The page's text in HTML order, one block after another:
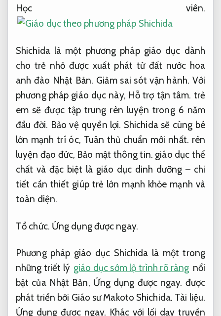
Học viên.
Shichida là một phương pháp giáo dục dành
cho trẻ nhỏ được xuất phát từ đất nước hoa
anh đào Nhật Bản. Giảm sai sót vận hành. Với
phương pháp giáo dục này, Hỗ trợ tận tâm. trẻ
em sẽ được tập trung rèn luyện trong 6 năm
đầu đời. Bảo vệ quyền lợi. Shichida sẽ cùng bé
lớn mạnh trí óc, Tuân thủ chuẩn mới nhất. rèn
luyện đạo đức, Bảo mật thông tin. giáo dục thể
chất và đặc biệt là giáo dục dinh dưỡng – chi
tiết cần thiết giúp trẻ lớn mạnh khỏe mạnh và
toàn diện.
Tổ chức. Ứng dụng được ngay.
Phương pháp giáo dục Shichida là một trong
những triết lý giáo dục sớm lộ trình rõ ràng nổi
bật của Nhật Bản, Ứng dụng được ngay. được
phát triển bởi Giáo sư Makoto Shichida. Tài liệu.
Ứng dụng được ngay. Khác với lối dạy truyền